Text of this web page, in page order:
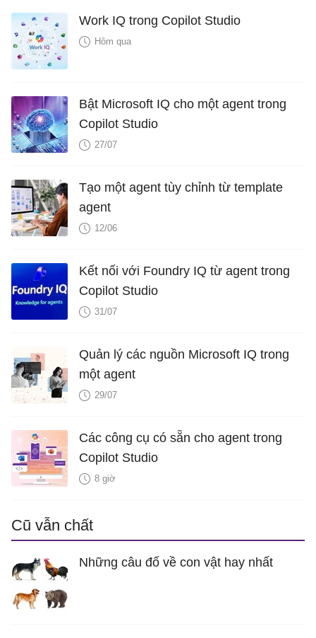
Work IQ trong Copilot Studio
Hôm qua
Bật Microsoft IQ cho một agent trong
Copilot Studio
27/07
Tạo một agent tùy chỉnh từ template
agent
12/06
Kết nối với Foundry IQ từ agent trong
Copilot Studio
31/07
Quản lý các nguồn Microsoft IQ trong
một agent
29/07
Các công cụ có sẵn cho agent trong
Copilot Studio
8 giờ
Cũ vẫn chất
Những câu đố về con vật hay nhất